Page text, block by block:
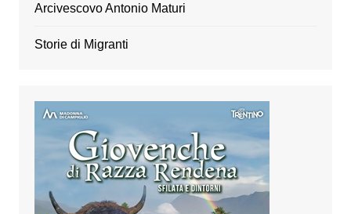
Arcivescovo Antonio Maturi
Storie di Migranti